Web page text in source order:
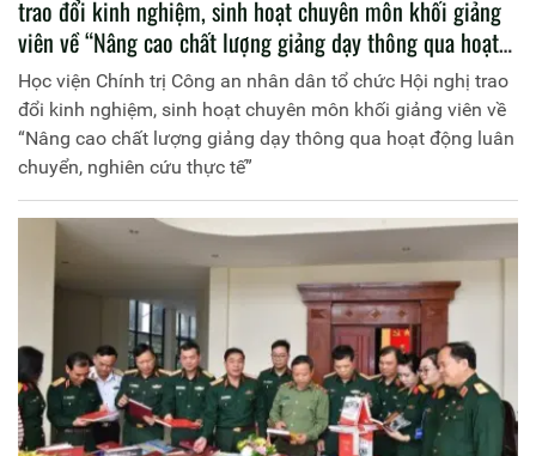
trao đổi kinh nghiệm, sinh hoạt chuyên môn khối giảng
viên về “Nâng cao chất lượng giảng dạy thông qua hoạt
động luân chuyển, nghiên cứu thực tế”
Học viện Chính trị Công an nhân dân tổ chức Hội nghị trao
đổi kinh nghiệm, sinh hoạt chuyên môn khối giảng viên về
“Nâng cao chất lượng giảng dạy thông qua hoạt động luân
chuyển, nghiên cứu thực tế”